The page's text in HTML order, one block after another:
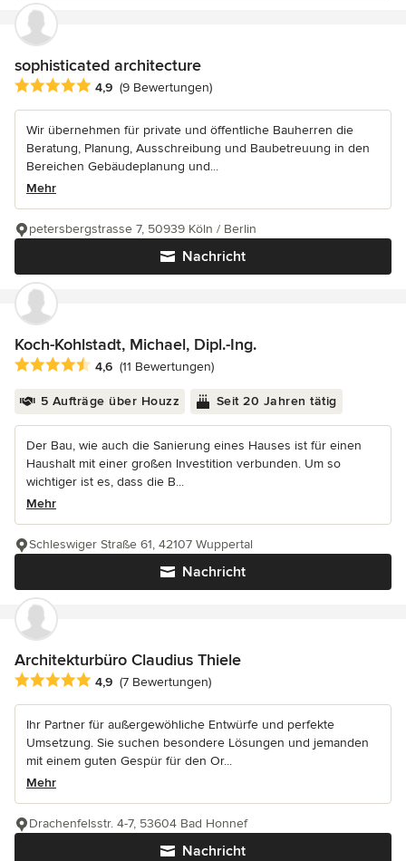
sophisticated architecture
Durchschnittliche Bewertung: 4.9 von 5 Sternen
4,9 (9 Bewertungen)
Wir übernehmen für private und öffentliche Bauherren die
Beratung, Planung, Ausschreibung und Baubetreuung in den
Bereichen Gebäudeplanung und...
Mehr
Nachricht
petersbergstrasse 7, 50939 Köln / Berlin
Koch-Kohlstadt, Michael, Dipl.-Ing.
Durchschnittliche Bewertung: 4.6 von 5 Sternen
4,6 (11 Bewertungen)
5 Aufträge über Houzz Seit 20 Jahren tätig
Der Bau, wie auch die Sanierung eines Hauses ist für einen
Haushalt mit einer großen Investition verbunden. Um so
wichtiger ist es, dass die B...
Mehr
Nachricht
Schleswiger Straße 61, 42107 Wuppertal
Architekturbüro Claudius Thiele
Durchschnittliche Bewertung: 4.9 von 5 Sternen
4,9 (7 Bewertungen)
Ihr Partner für außergewöhliche Entwürfe und perfekte
Umsetzung. Sie suchen besondere Lösungen und jemanden
mit einem guten Gespür für den Or...
Mehr
Nachricht
Drachenfelsstr. 4-7, 53604 Bad Honnef